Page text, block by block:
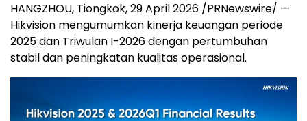
HANGZHOU, Tiongkok, 29 April 2026 /PRNewswire/ —
Hikvision mengumumkan kinerja keuangan periode
2025 dan Triwulan I-2026 dengan pertumbuhan
stabil dan peningkatan kualitas operasional.